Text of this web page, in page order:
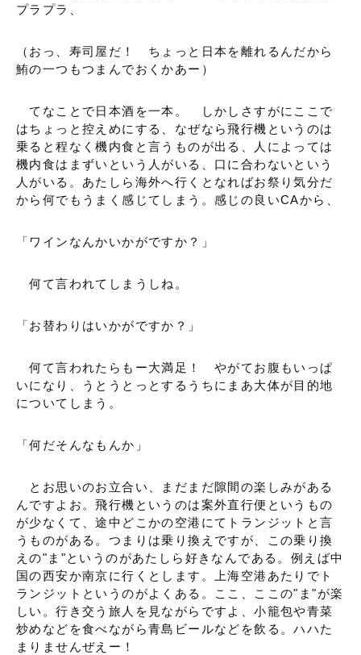
プラプラ、
（おっ、寿司屋だ！ ちょっと日本を離れるんだから
鮪の一つもつまんでおくかあー）
てなことで日本酒を一本。 しかしさすがにここで
はちょっと控えめにする、なぜなら飛行機というのは
乗ると程なく機内食と言うものが出る、人によっては
機内食はまずいという人がいる、口に合わないという
人がいる。あたしら海外へ行くとなればお祭り気分だ
から何でもうまく感じてしまう。感じの良いCAから、
「ワインなんかいかがですか？」
何て言われてしまうしね。
「お替わりはいかがですか？」
何て言われたらもー大満足！ やがてお腹もいっぱ
いになり、うとうとっとするうちにまあ大体が目的地
についてしまう。
「何だそんなもんか」
とお思いのお立合い、まだまだ隙間の楽しみがある
んですよお。飛行機というのは案外直行便というもの
が少なくて、途中どこかの空港にてトランジットと言
うものがある。つまりは乗り換えですが、この乗り換
えの"ま"というのがあたしら好きなんである。例えば中
国の西安か南京に行くとします。上海空港あたりでト
ランジットというのがよくある。ここ、ここの"ま"が楽
しい。行き交う旅人を見ながらですよ、小籠包や青菜
炒めなどを食べながら青島ビールなどを飲る。ハハた
まりませんぜえー！